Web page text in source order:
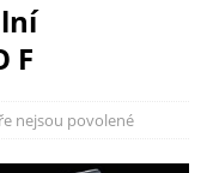
F
nejsou povolené